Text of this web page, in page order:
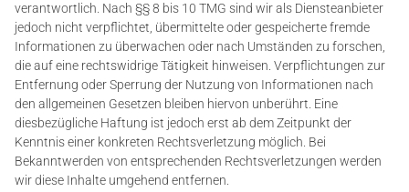
verantwortlich. Nach §§ 8 bis 10 TMG sind wir als Diensteanbieter
jedoch nicht verpflichtet, übermittelte oder gespeicherte fremde
Informationen zu überwachen oder nach Umständen zu forschen,
die auf eine rechtswidrige Tätigkeit hinweisen. Verpflichtungen zur
Entfernung oder Sperrung der Nutzung von Informationen nach
den allgemeinen Gesetzen bleiben hiervon unberührt. Eine
diesbezügliche Haftung ist jedoch erst ab dem Zeitpunkt der
Kenntnis einer konkreten Rechtsverletzung möglich. Bei
Bekanntwerden von entsprechenden Rechtsverletzungen werden
wir diese Inhalte umgehend entfernen.